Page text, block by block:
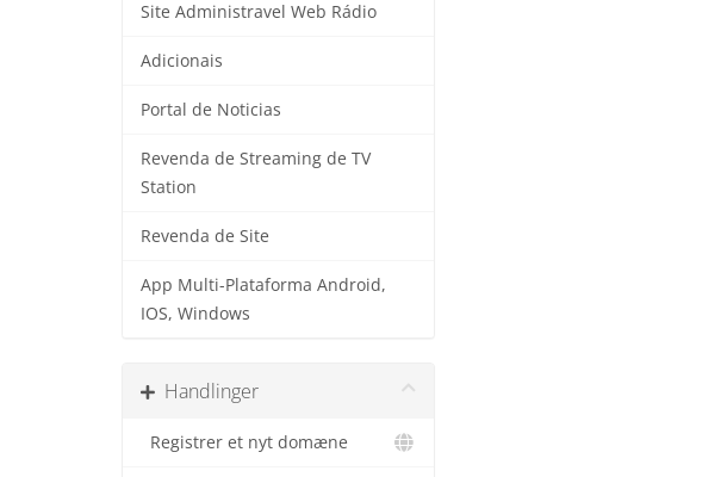
Site Administravel Web Rádio
Adicionais
Portal de Noticias
Revenda de Streaming de TV
Station
Revenda de Site
App Multi-Plataforma Android,
IOS, Windows
Handlinger
Registrer et nyt domæne